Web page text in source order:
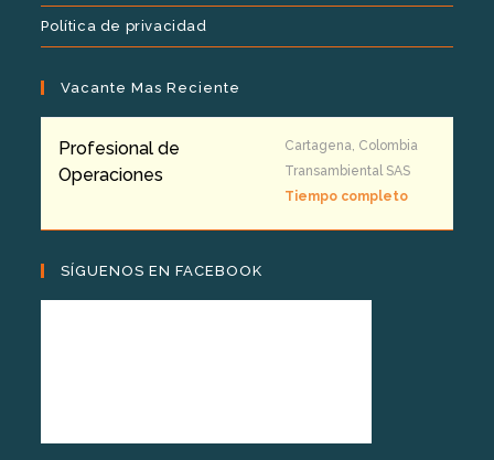
Política de privacidad
Vacante Mas Reciente
Profesional de
Operaciones
Cartagena, Colombia
Transambiental SAS
Tiempo completo
SÍGUENOS EN FACEBOOK